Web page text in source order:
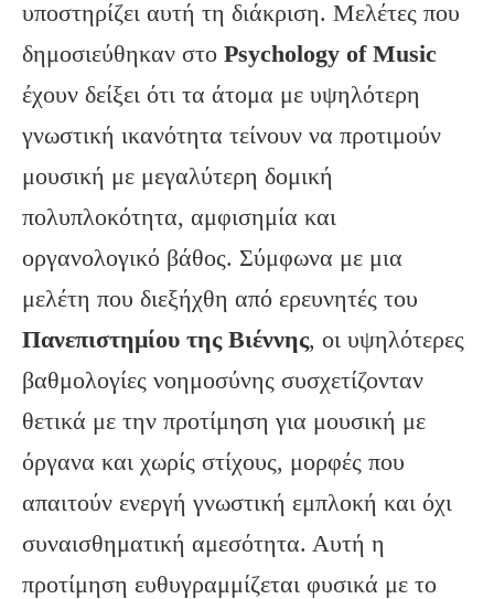
υποστηρίζει αυτή τη διάκριση. Μελέτες που
δημοσιεύθηκαν στο Psychology ofMusic
έχουν δείξει ότι τα άτομα με υψηλότερη
γνωστική ικανότητα τείνουν να προτιμούν
μουσική με μεγαλύτερη δομική
πολυπλοκότητα, αμφισημία και
οργανολογικό βάθος. Σύμφωνα με μια
μελέτη που διεξήχθη από ερευνητές του
Πανεπιστημίου της Βιέννης, οι υψηλότερες
βαθμολογίες νοημοσύνης συσχετίζονταν
θετικά με την προτίμηση για μουσική με
όργανα και χωρίς στίχους, μορφές που
απαιτούν ενεργή γνωστική εμπλοκή και όχι
συναισθηματική αμεσότητα. Αυτή η
προτίμηση ευθυγραμμίζεται φυσικά με το